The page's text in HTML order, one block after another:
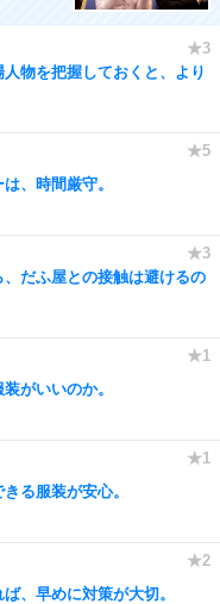
物を把握しておくと、より
、時間厳守。
だふ屋との接触は避けるの
がいいのか。
る服装が安心。
、早めに対策が大切。